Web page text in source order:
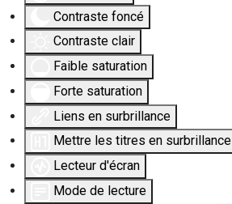
Contraste foncé
Contraste clair
Faible saturation
Forte saturation
Liens en surbrillance
Mettre les titres en surbrillance
Lecteur d'écran
Mode de lecture